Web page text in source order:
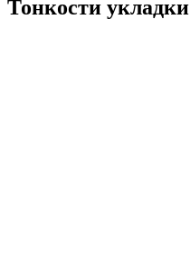
Тонкости укладки